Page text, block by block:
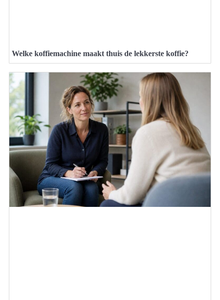
Welke koffiemachine maakt thuis de lekkerste koffie?